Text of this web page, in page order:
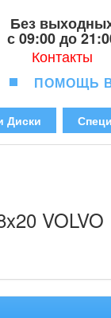
Без
с 09:00 до
Контакты
ПОМОЩЬ
Диски
VOLVO